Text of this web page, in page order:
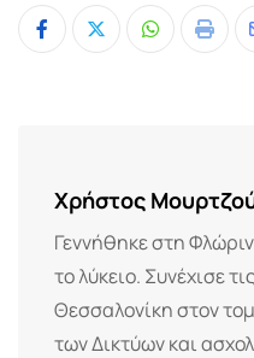
Whatsapp
Print
Χρήστος
Γεννήθηκε στη
το λύκειο. Συνέχισε
Θεσσαλονίκη στον
των Δικτύων και